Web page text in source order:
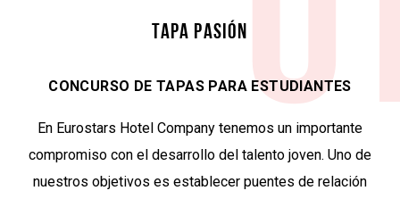
TAPA PASIÓN
CONCURSO DE TAPAS PARA ESTUDIANTES
En Eurostars Hotel Company tenemos un importante
compromiso con el desarrollo del talento joven. Uno de
nuestros objetivos es establecer puentes de relación